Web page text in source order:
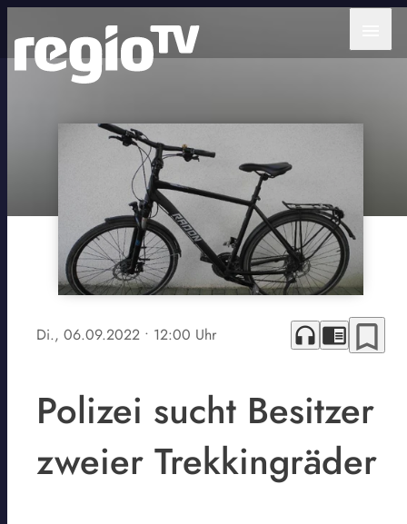
Di., 06.09.2022 • 12:00 Uhr headphones chrome_reader_mode bookmark_border
Polizei sucht Besitzer
zweier Trekkingräder